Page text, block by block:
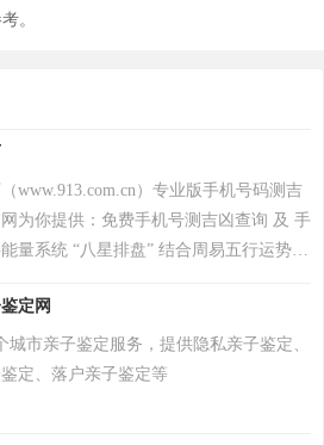
。
www.913.com.cn）专业版手机号码测吉
为你提供：免费手机号测吉凶查询 及 手
量系统 “八星排盘” 结合周易五行运势来
号码测吉凶查询系统，专业最新版、超
定网
城市亲子鉴定服务，提供隐私亲子鉴定、
定、落户亲子鉴定等